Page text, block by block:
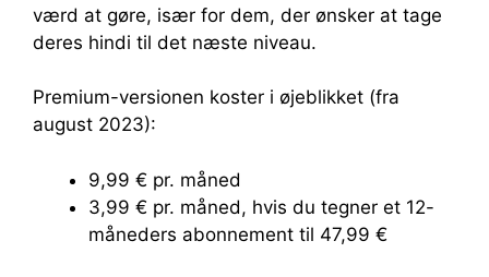
værd at gøre, især for dem, der ønsker at tage
deres hindi til det næste niveau.
Premium-versionen koster i øjeblikket (fra
august 2023):
9,99 € pr. måned
3,99 € pr. måned, hvis du tegner et 12-
måneders abonnement til 47,99 €